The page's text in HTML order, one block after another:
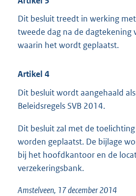
Dit besluit treedt in werking
tweede dag na de dagtekening
waarin het wordt geplaatst.
Artikel 4
Dit besluit wordt aangehaald
Beleidsregels SVB 2014.
Dit besluit zal met de
worden geplaatst. De bijlage
bij het hoofdkantoor en de
verzekeringsbank.
Amstelveen, 17 december 2014